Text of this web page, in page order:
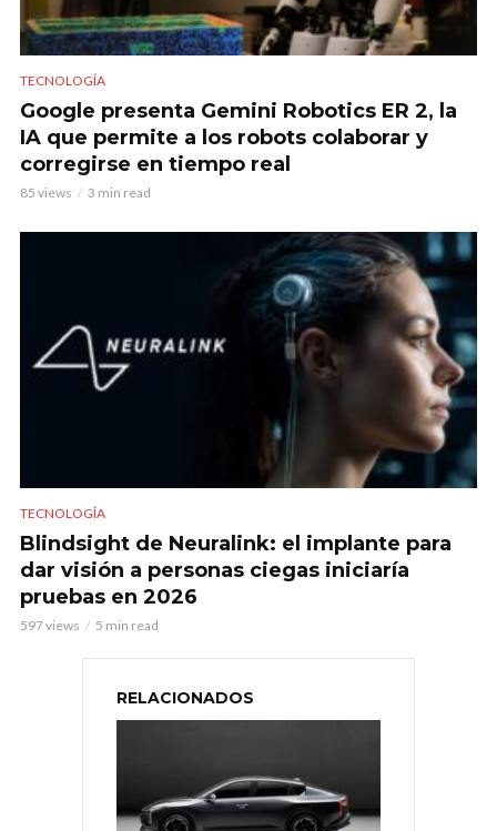
TECNOLOGÍA
Google presenta Gemini Robotics ER 2, la
IA que permite a los robots colaborar y
corregirse en tiempo real
85 views 3 min read
TECNOLOGÍA
Blindsight de Neuralink: el implante para
dar visión a personas ciegas iniciaría
pruebas en 2026
597 views 5 min read
RELACIONADOS